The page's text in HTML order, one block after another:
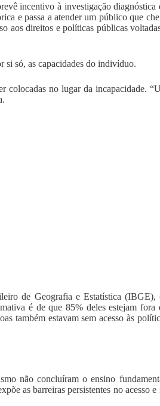
incentivo à investigação diagnóstica
e passa a atender um público que
aos direitos e políticas públicas
si só, as capacidades do indivíduo.
colocadas no lugar da incapacidade.
de Geografia e Estatística (IBGE),
é de que 85% deles estejam fora
também estavam sem acesso às
não concluíram o ensino
as barreiras persistentes no acesso e